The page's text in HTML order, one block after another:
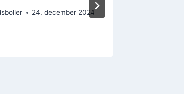
24. december 2024